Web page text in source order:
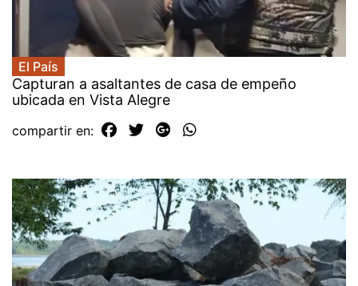
El País
Capturan a asaltantes de casa de empeño
ubicada en Vista Alegre
compartir en: